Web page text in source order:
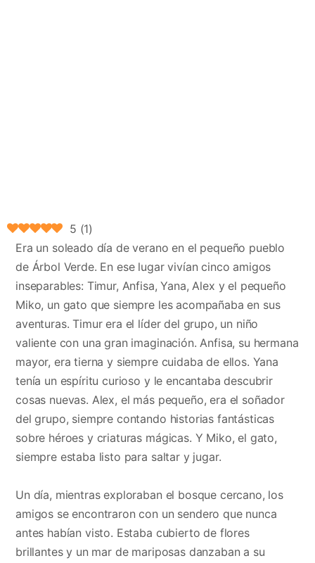
5 (1)
Era un soleado día de verano en el pequeño pueblo
de Árbol Verde. En ese lugar vivían cinco amigos
inseparables: Timur, Anfisa, Yana, Alex y el pequeño
Miko, un gato que siempre les acompañaba en sus
aventuras. Timur era el líder del grupo, un niño
valiente con una gran imaginación. Anfisa, su hermana
mayor, era tierna y siempre cuidaba de ellos. Yana
tenía un espíritu curioso y le encantaba descubrir
cosas nuevas. Alex, el más pequeño, era el soñador
del grupo, siempre contando historias fantásticas
sobre héroes y criaturas mágicas. Y Miko, el gato,
siempre estaba listo para saltar y jugar.
Un día, mientras exploraban el bosque cercano, los
amigos se encontraron con un sendero que nunca
antes habían visto. Estaba cubierto de flores
brillantes y un mar de mariposas danzaban a su